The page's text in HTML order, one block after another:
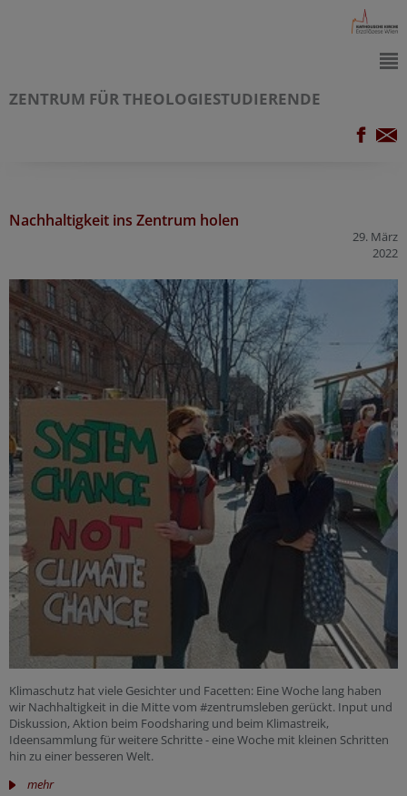
ZENTRUM FÜR THEOLOGIESTUDIERENDE
Nachhaltigkeit ins Zentrum holen
29. März
2022
Klimaschutz hat viele Gesichter und Facetten: Eine Woche lang haben
wir Nachhaltigkeit in die Mitte vom #zentrumsleben gerückt. Input und
Diskussion, Aktion beim Foodsharing und beim Klimastreik,
Ideensammlung für weitere Schritte - eine Woche mit kleinen Schritten
hin zu einer besseren Welt.
mehr